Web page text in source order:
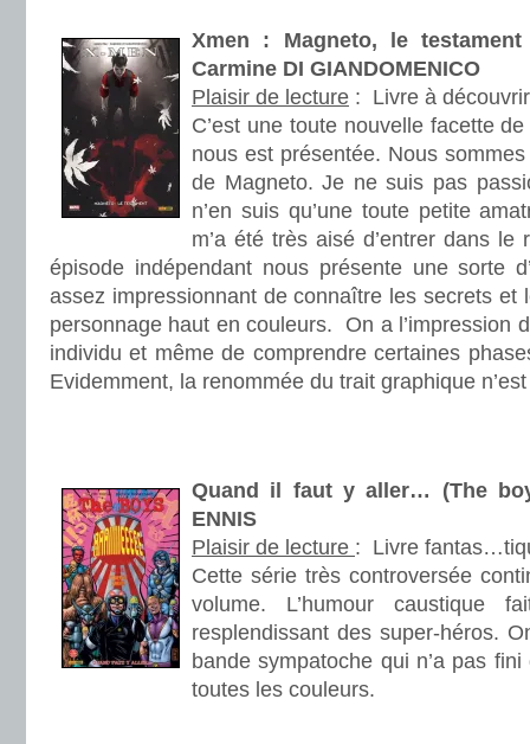
Xmen : Magneto, le
Carmine DI GIANDOMENICO
Plaisir de lecture : Livre à découvrir
C’est une toute nouvelle facette
nous est présentée. Nous
de Magneto. Je ne suis pas
n’en suis qu’une toute petite
m’a été très aisé d’entrer dans le
épisode indépendant nous présente une sorte
assez impressionnant de connaître les secrets et
personnage haut en couleurs. On a l’impression
individu et même de comprendre certaines
Evidemment, la renommée du trait graphique
Quand il faut y aller… (The
ENNIS
Plaisir de lecture : Livre
Cette série très controversée
volume. L’humour caustique
resplendissant des super-héros.
bande sympatoche qui n’a pas
toutes les couleurs.